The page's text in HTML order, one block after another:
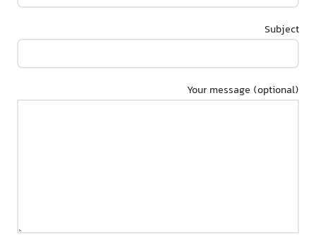
Subject
Your message (optional)